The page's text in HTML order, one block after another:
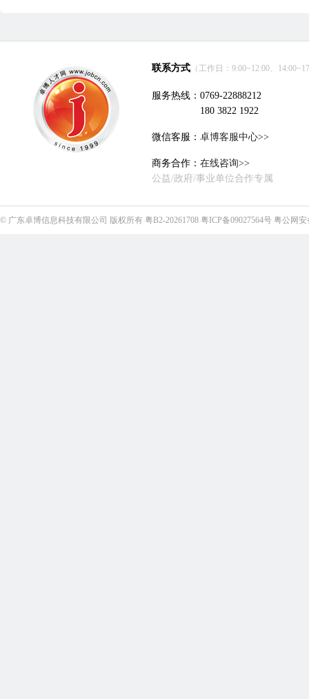
联系方式 （工作日：9:00~12:00、
服务热线：0769-22888212
180 3822 1922
微信客服： 卓博客服中心>>
商务合作： 在线咨询>>
公益/政府/事业单位合作专属
© 广东卓博信息科技有限公司 版权所有 粤B2-20261708 粤ICP备09027564号 粤公网安